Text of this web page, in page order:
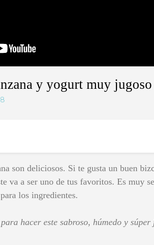
y yogurt muy jugoso
son deliciosos. Si te gusta un buen
va a ser uno de tus favoritos. Es muy
los ingredientes.
hacer este sabroso, húmedo y